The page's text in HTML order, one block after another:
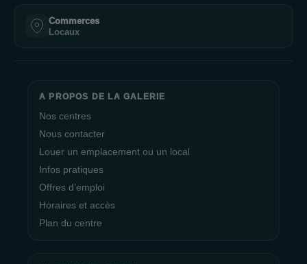
Commerces
Locaux
A PROPOS DE LA GALERIE
Nos centres
Nous contacter
Louer un emplacement ou un local
Infos pratiques
Offres d’emploi
Horaires et accès
Plan du centre